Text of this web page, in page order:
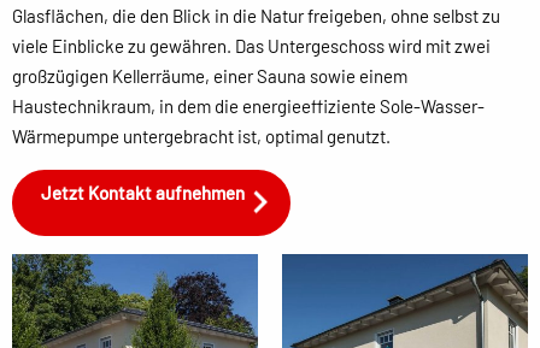
Glasflächen, die den Blick in die Natur freigeben, ohne selbst zu
viele Einblicke zu gewähren. Das Untergeschoss wird mit zwei
großzügigen Kellerräume, einer Sauna sowie einem
Haustechnikraum, in dem die energieeffiziente Sole-Wasser-
Wärmepumpe untergebracht ist, optimal genutzt.
Jetzt Kontakt aufnehmen